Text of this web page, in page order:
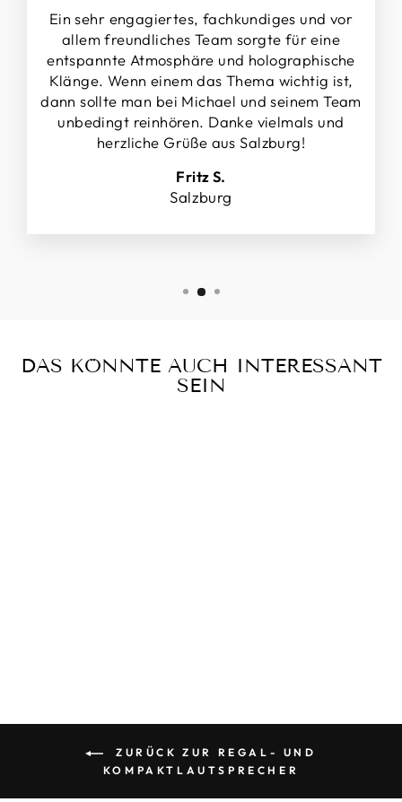
Ein sehr engagiertes, fachkundiges und vor
allem freundliches Team sorgte für eine
entspannte Atmosphäre und holographische
Klänge. Wenn einem das Thema wichtig ist,
dann sollte man bei Michael und seinem Team
unbedingt reinhören. Danke vielmals und
herzliche Grüße aus Salzburg!
Fritz S.
Salzburg
DAS KÖNNTE AUCH INTERESSANT
SEIN
ZURÜCK ZUR REGAL- UND
KOMPAKTLAUTSPRECHER